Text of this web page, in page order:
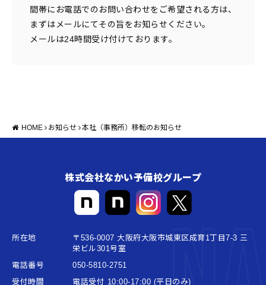
間帯にお電話でのお問い合わせをご希望される方は、
まずはメールにてその旨をお知らせください。
メールは24時間受け付けております。
HOME お知らせ 本社（事務所）移転のお知らせ
株式会社なかい予備校グループ
所在地
〒536-0007 大阪府大阪市城東区成育1丁目7-3 三
栄ビル301号室
電話番号
050-5810-2751
受付時間
電話受付 10:00-17:00 (平日のみ)